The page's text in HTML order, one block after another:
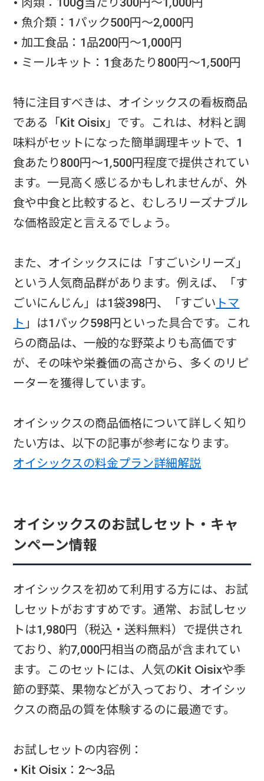
• 魚介類：1パック500円～2,000円
• 加工食品：1品200円～1,000円
• ミールキット：1食あたり800円～1,500円
特に注目すべきは、オイシックスの看板商品
である「Kit Oisix」です。これは、材料と調
味料がセットになった簡単調理キットで、1
食あたり800円～1,500円程度で提供されてい
ます。一見高く感じるかもしれませんが、外
食や中食と比較すると、むしろリーズナブル
な価格設定と言えるでしょう。
また、オイシックスには「すごいシリーズ」
という人気商品群があります。例えば、「す
ごいにんじん」は1袋398円、「すごい トマ
ト」は1パック598円といった具合です。これ
らの商品は、一般的な野菜よりも高価です
が、その味や栄養価の高さから、多くのリピ
ーターを獲得しています。
オイシックスの商品価格について詳しく知り
たい方は、以下の記事が参考になります。
オイシックスの料金プラン詳細解説
オイシックスのお試しセット・キャ
ンペーン情報
オイシックスを初めて利用する方には、お試
しセットがおすすめです。通常、お試しセッ
トは1,980円（税込・送料無料）で提供され
ており、約7,000円相当の商品が含まれてい
ます。このセットには、人気のKit Oisixや季
節の野菜、果物などが入っており、オイシッ
クスの商品の質を体験するのに最適です。
お試しセットの内容例：
• Kit Oisix：2～3品